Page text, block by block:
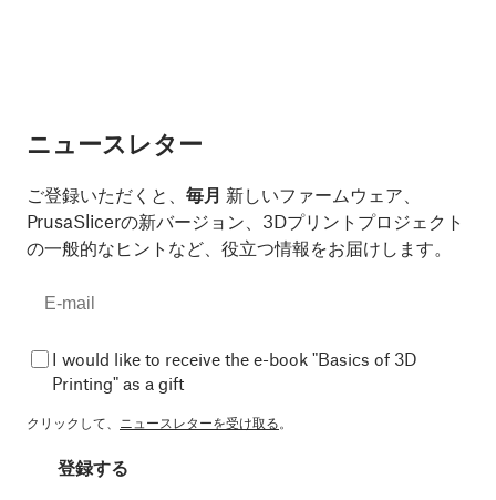
ニュースレター
ご登録いただくと、 毎月 新しいファームウェア、
PrusaSlicerの新バージョン、3Dプリントプロジェクト
の一般的なヒントなど、役立つ情報をお届けします。
I would like to receive the e-book "Basics of 3D
Printing" as a gift
クリックして、 ニュースレターを受け取る。
登録する